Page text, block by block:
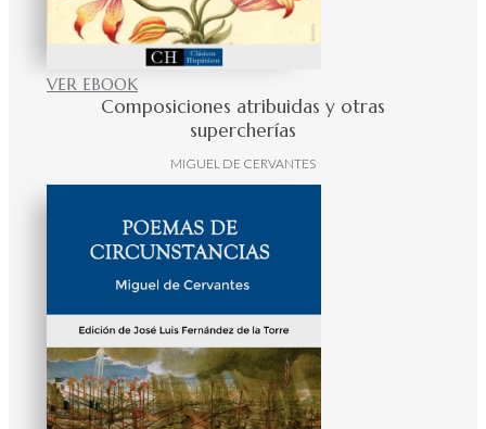
VER EBOOK
Composiciones atribuidas y otras
supercherías
MIGUEL DE CERVANTES